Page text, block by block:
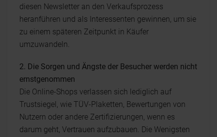
diesen Newsletter an den Verkaufsprozess
heranführen und als Interessenten gewinnen, um sie
zu einem späteren Zeitpunkt in Käufer
umzuwandeln.
2. Die Sorgen und Ängste der Besucher werden nicht
ernstgenommen
Die Online-Shops verlassen sich lediglich auf
Trustsiegel, wie TÜV-Plaketten, Bewertungen von
Nutzern oder andere Zertifizierungen, wenn es
darum geht, Vertrauen aufzubauen. Die Wenigsten